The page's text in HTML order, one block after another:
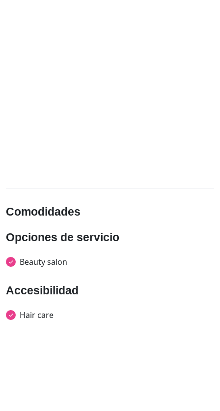
Comodidades
Opciones de servicio
Beauty salon
Accesibilidad
Hair care